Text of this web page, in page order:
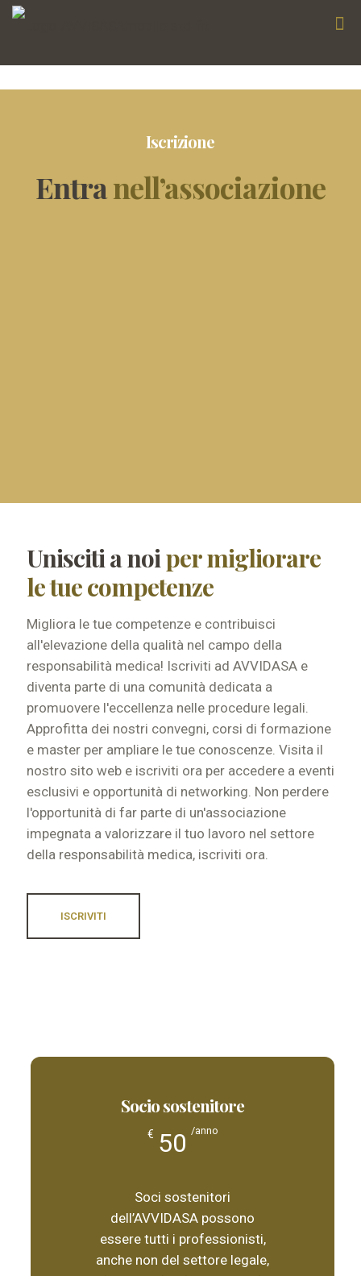
Iscrizione
Entranell’associazione
Unisciti a noiper migliorare
le tue competenze
Migliora le tue competenze e contribuisci
all'elevazione della qualità nel campo della
responsabilità medica! Iscriviti ad AVVIDASA e
diventa parte di una comunità dedicata a
promuovere l'eccellenza nelle procedure legali.
Approfitta dei nostri convegni, corsi di formazione
e master per ampliare le tue conoscenze. Visita il
nostro sito web e iscriviti ora per accedere a eventi
esclusivi e opportunità di networking. Non perdere
l'opportunità di far parte di un'associazione
impegnata a valorizzare il tuo lavoro nel settore
della responsabilità medica, iscriviti ora.
ISCRIVITI
Socio sostenitore
€ 50 /anno
Soci sostenitori
dell’AVVIDASA possono
essere tutti i professionisti,
anche non del settore legale,